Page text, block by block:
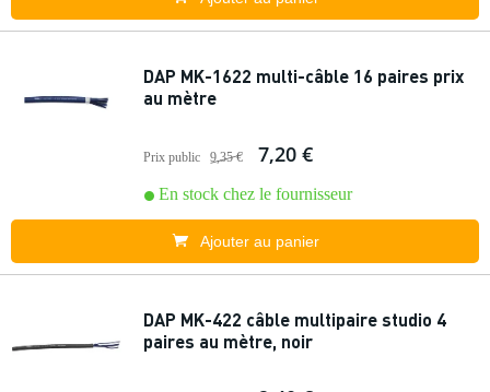
DAP MK-1622 multi-câble 16 paires prix
au mètre
Prix public 9,35 € 7,20 €
En stock chez le fournisseur
Ajouter au panier
DAP MK-422 câble multipaire studio 4
paires au mètre, noir